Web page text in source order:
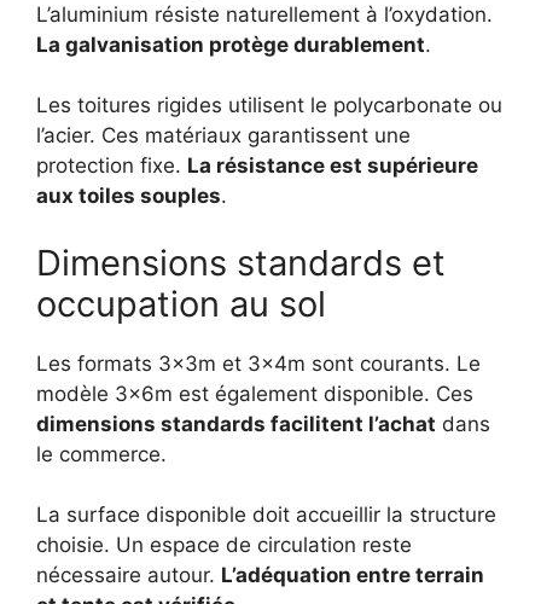
L’aluminium résiste naturellement à l’oxydation.
La galvanisation protège durablement.
Les toitures rigides utilisent le polycarbonate ou
l’acier. Ces matériaux garantissent une
protection fixe. La résistance est supérieure
aux toiles souples.
Dimensions standards et
occupation au sol
Les formats 3x3m et 3x4m sont courants. Le
modèle 3x6m est également disponible. Ces
dimensions standards facilitent l’achat dans
le commerce.
La surface disponible doit accueillir la structure
choisie. Un espace de circulation reste
nécessaire autour. L’adéquation entre terrain